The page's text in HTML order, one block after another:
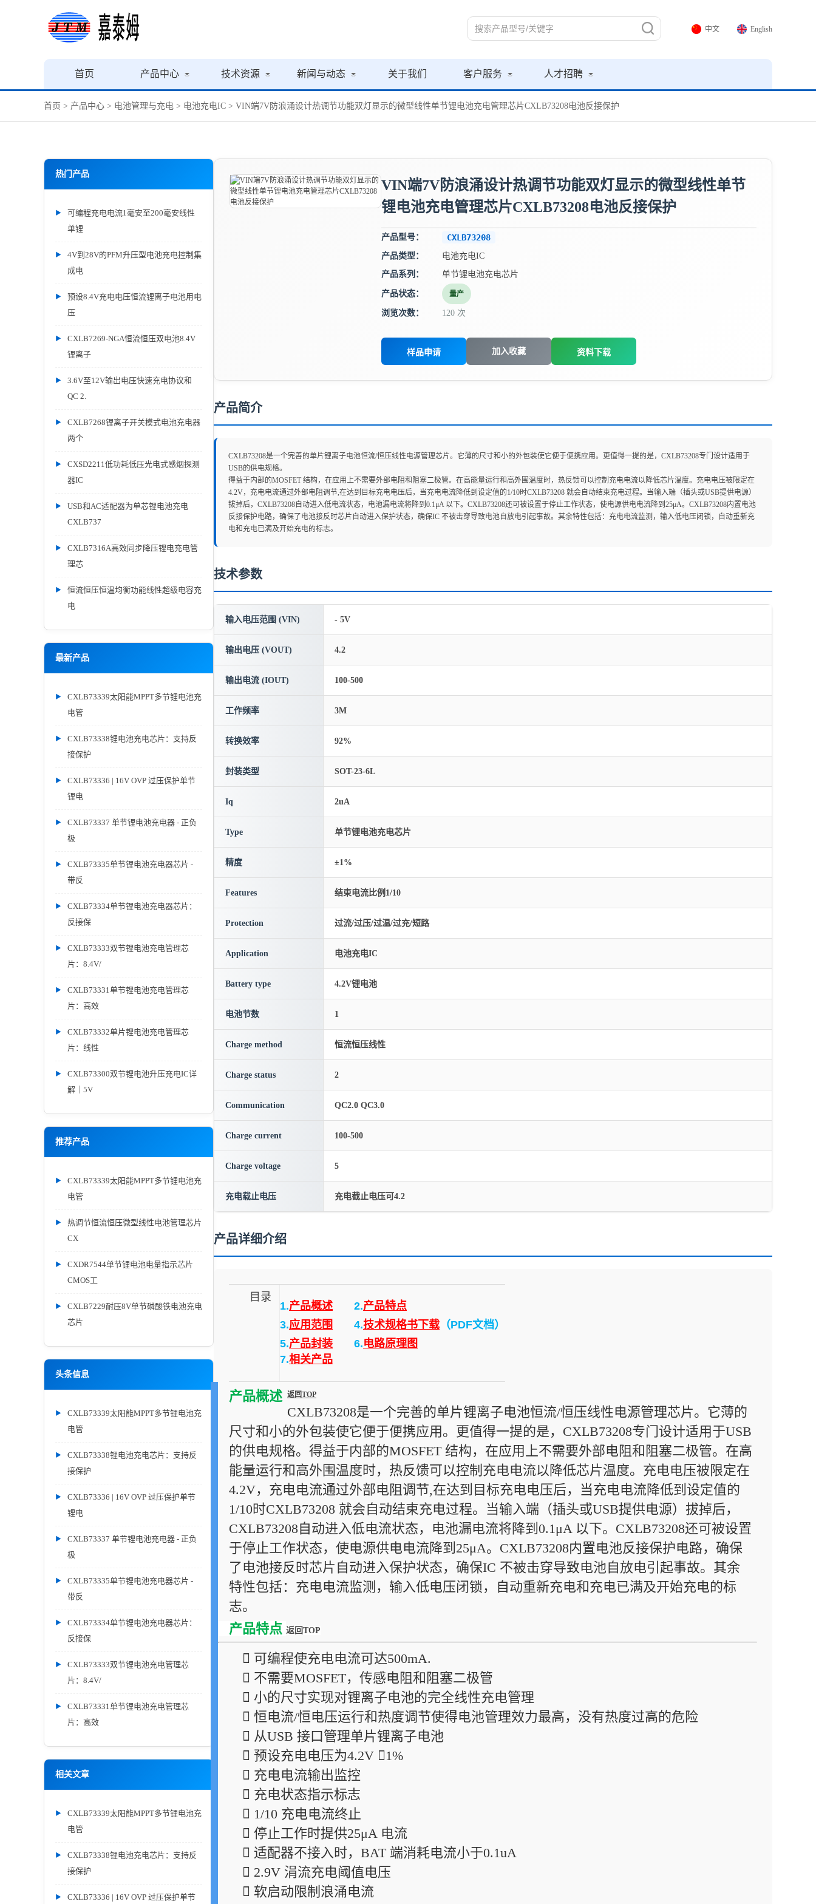
中文 English
首页 产品中心 技术资源 新闻与动态 关于我们 客户服务 人才招聘
首页 > 产品中心 > 电池管理与充电 > 电池充电IC > VIN端7V防浪涌设计热调节功能双灯显示的微型线性单节锂电池充电管理芯片CXLB73208电池反接保护
热门产品
可编程充电电流1毫安至200毫安线性
单锂
4V到28V的PFM升压型电池充电控制集
成电
预设8.4V充电电压恒流锂离子电池用电
压
CXLB7269-NGA恒流恒压双电池8.4V
锂离子
3.6V至12V输出电压快速充电协议和
QC 2.
CXLB7268锂离子开关模式电池充电器
两个
CXSD2211低功耗低压光电式感烟探测
器IC
USB和AC适配器为单芯锂电池充电
CXLB737
CXLB7316A高效同步降压锂电充电管
理芯
恒流恒压恒温均衡功能线性超级电容充
电
最新产品
CXLB73339太阳能MPPT多节锂电池充
电管
CXLB73338锂电池充电芯片：支持反
接保护
CXLB73336 | 16V OVP 过压保护单节
锂电
CXLB73337 单节锂电池充电器 - 正负
极
CXLB73335单节锂电池充电器芯片 -
带反
CXLB73334单节锂电池充电器芯片：
反接保
CXLB73333双节锂电池充电管理芯
片：8.4V/
CXLB73331单节锂电池充电管理芯
片：高效
CXLB73332单片锂电池充电管理芯
片：线性
CXLB73300双节锂电池升压充电IC详
解｜5V
推荐产品
CXLB73339太阳能MPPT多节锂电池充
电管
热调节恒流恒压微型线性电池管理芯片
CX
CXDR7544单节锂电池电量指示芯片
CMOS工
CXLB7229耐压8V单节磷酸铁电池充电
芯片
头条信息
CXLB73339太阳能MPPT多节锂电池充
电管
CXLB73338锂电池充电芯片：支持反
接保护
CXLB73336 | 16V OVP 过压保护单节
锂电
CXLB73337 单节锂电池充电器 - 正负
极
CXLB73335单节锂电池充电器芯片 -
带反
CXLB73334单节锂电池充电器芯片：
反接保
CXLB73333双节锂电池充电管理芯
片：8.4V/
CXLB73331单节锂电池充电管理芯
片：高效
相关文章
CXLB73339太阳能MPPT多节锂电池充
电管
CXLB73338锂电池充电芯片：支持反
接保护
CXLB73336 | 16V OVP 过压保护单节
VIN端7V防浪涌设计热调节功能双灯显示的微型线性单节
锂电池充电管理芯片CXLB73208电池反接保护
产品型号： CXLB73208
产品类型：
电池充电IC
产品系列：
单节锂电池充电芯片
产品状态： 量产
浏览次数： 120 次
样品申请 加入收藏 资料下载
产品简介
CXLB73208是一个完善的单片锂离子电池恒流/恒压线性电源管理芯片。它薄的尺寸和小的外包装使它便于便携应用。更值得一提的是，CXLB73208专门设计适用于
USB的供电规格。
得益于内部的MOSFET 结构，在应用上不需要外部电阻和阻塞二极管。在高能量运行和高外围温度时，热反馈可以控制充电电流以降低芯片温度。充电电压被限定在
4.2V，充电电流通过外部电阻调节,在达到目标充电电压后，当充电电流降低到设定值的1/10时CXLB73208 就会自动结束充电过程。当输入端（插头或USB提供电源）
拔掉后，CXLB73208自动进入低电流状态，电池漏电流将降到0.1μA 以下。CXLB73208还可被设置于停止工作状态，使电源供电电流降到25μA。CXLB73208内置电池
反接保护电路，确保了电池接反时芯片自动进入保护状态，确保IC 不被击穿导致电池自放电引起事故。其余特性包括：充电电流监测，输入低电压闭锁，自动重新充
电和充电已满及开始充电的标志。
技术参数
输入电压范围 (VIN) - 5V
输出电压 (VOUT) 4.2
输出电流 (IOUT) 100-500
工作频率 3M
转换效率 92%
封装类型 SOT-23-6L
Iq 2uA
Type 单节锂电池充电芯片
精度 ±1%
Features 结束电流比例1/10
Protection 过流/过压/过温/过充/短路
Application 电池充电IC
Battery type 4.2V锂电池
电池节数 1
Charge method 恒流恒压线性
Charge status 2
Communication QC2.0 QC3.0
Charge current 100-500
Charge voltage 5
充电载止电压 充电截止电压可4.2
产品详细介绍
目录
1.产品概述 2.产品特点
3.应用范围 4.技术规格书下载 （PDF文档）
5.产品封装 6.电路原理图
7.相关产品
产品概述 返回TOP
CXLB73208是一个完善的单片锂离子电池恒流/恒压线性电源管理芯片。它薄的
尺寸和小的外包装使它便于便携应用。更值得一提的是，CXLB73208专门设计适用于USB
的供电规格。得益于内部的MOSFET 结构，在应用上不需要外部电阻和阻塞二极管。在高
能量运行和高外围温度时，热反馈可以控制充电电流以降低芯片温度。充电电压被限定在
4.2V，充电电流通过外部电阻调节,在达到目标充电电压后，当充电电流降低到设定值的
1/10时CXLB73208 就会自动结束充电过程。当输入端（插头或USB提供电源）拔掉后，
CXLB73208自动进入低电流状态，电池漏电流将降到0.1μA 以下。CXLB73208还可被设置
于停止工作状态，使电源供电电流降到25μA。CXLB73208内置电池反接保护电路，确保
了电池接反时芯片自动进入保护状态，确保IC 不被击穿导致电池自放电引起事故。其余
特性包括：充电电流监测，输入低电压闭锁，自动重新充电和充电已满及开始充电的标
志。
产品特点 返回TOP
 可编程使充电电流可达500mA.
 不需要MOSFET，传感电阻和阻塞二极管
 小的尺寸实现对锂离子电池的完全线性充电管理
 恒电流/恒电压运行和热度调节使得电池管理效力最高，没有热度过高的危险
 从USB 接口管理单片锂离子电池
 预设充电电压为4.2V 1%
 充电电流输出监控
 充电状态指示标志
 1/10 充电电流终止
 停止工作时提供25μA 电流
 适配器不接入时，BAT 端消耗电流小于0.1uA
 2.9V 涓流充电阈值电压
 软启动限制浪涌电流